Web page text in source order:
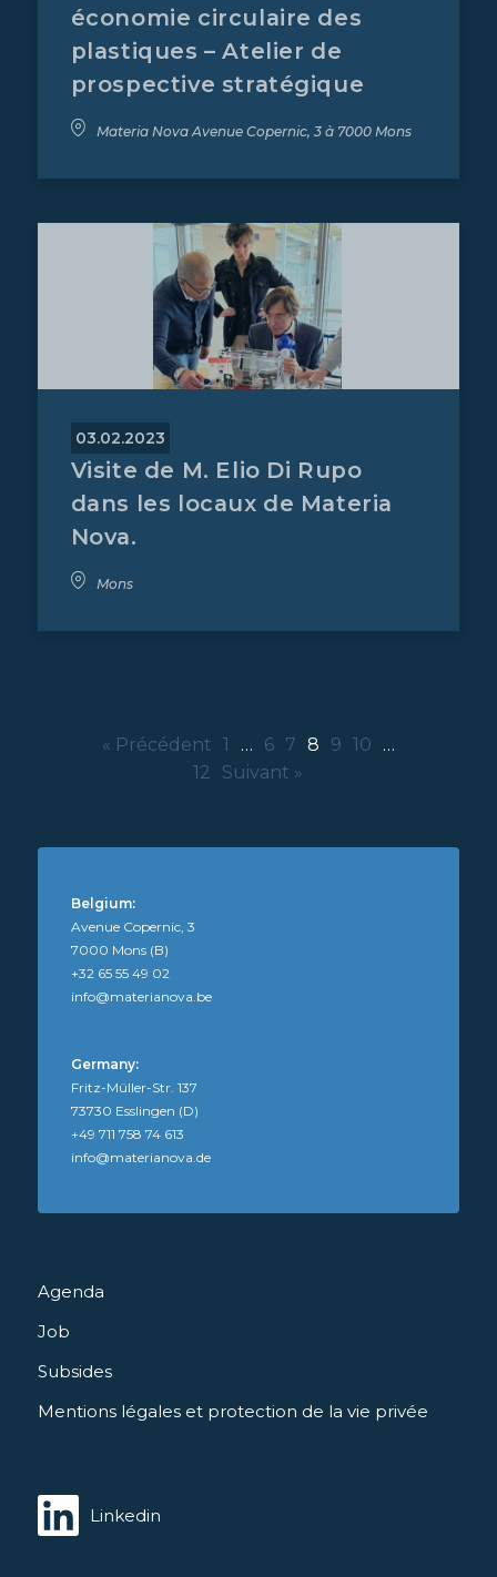
économie circulaire des
plastiques – Atelier de
prospective stratégique
Materia Nova Avenue Copernic, 3 à 7000 Mons
03.02.2023
Visite de M. Elio Di Rupo
dans les locaux de Materia
Nova.
Mons
« Précédent 1 … 6 7 8 9 10
…
12
Suivant »
Agenda
Job
Subsides
Mentions légales et protection de la vie privée
Belgium:
Avenue Copernic, 3
7000 Mons (B)
+32 65 55 49 02
info@materianova.be
Germany:
Fritz-Müller-Str. 137
73730 Esslingen (D)
+49 711 758 74 613
info@materianova.de
Linkedin